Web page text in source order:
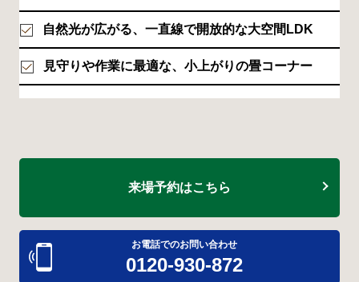
自然光が広がる、一直線で開放的な大空間LDK
見守りや作業に最適な、小上がりの畳コーナー
来場予約はこちら
お電話でのお問い合わせ
0120-930-872